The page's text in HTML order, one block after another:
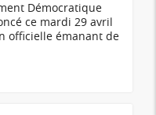
Démocratique
ce mardi 29 avril
officielle émanant de